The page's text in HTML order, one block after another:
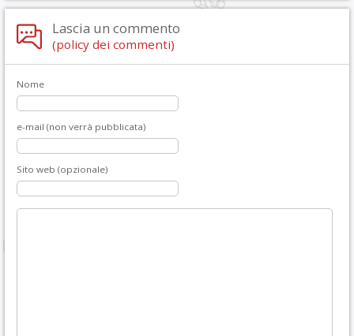
Lascia un commento
(policy dei commenti)
Nome
e-mail (non verrà pubblicata)
Sito web (opzionale)